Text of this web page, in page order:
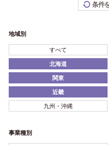
条件
地域別
すべて
北海道
関東
近畿
九州・沖縄
事業種別